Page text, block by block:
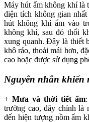
Máy hút ẩm không khí là
diện tích không gian
hút không khí ẩm vào
không khí, sau đó thổi
xung quanh. Đây là thiết
khô ráo, thoải mái hơn,
cao hoặc được sử dụng
Nguyên nhân khiến
+ Mưa và thời tiết ẩm
trường cao, đây chính là
đến hiện tượng nồm ẩm